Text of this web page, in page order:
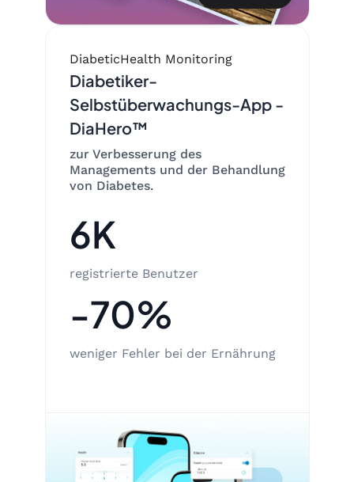
DiabeticHealth Monitoring
Diabetiker-
Selbstüberwachungs-App -
DiaHero™
zur Verbesserung des
Managements und der Behandlung
von Diabetes.
6K
registrierte Benutzer
-70%
weniger Fehler bei der Ernährung